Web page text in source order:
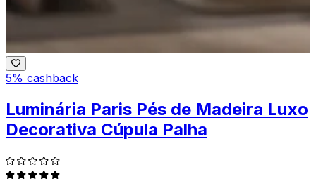
5% cashback
Luminária Paris Pés de Madeira Luxo
Decorativa Cúpula Palha